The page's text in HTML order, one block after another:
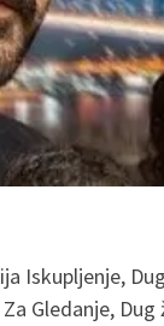
Iskupljenje,
Gledanje,